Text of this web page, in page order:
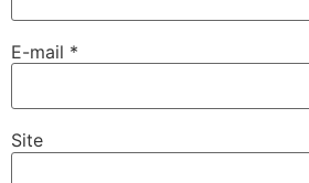
E-mail *
Site